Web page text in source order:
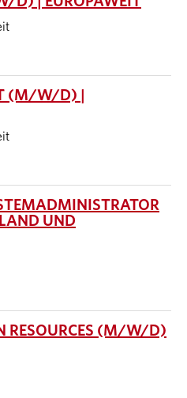
(M/W/D) |
UND
RESOURCES (M/W/D)